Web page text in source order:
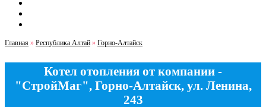
Главная » Республика Алтай » Горно-Алтайск
Котел отопления от компании -
"СтройМаг", Горно-Алтайск, ул. Ленина,
243